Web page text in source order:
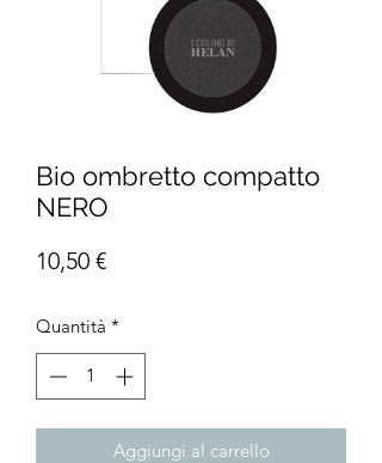
Bio ombretto compatto
NERO
10,50 €Prezzo
Quantità *
Aggiungi al carrello